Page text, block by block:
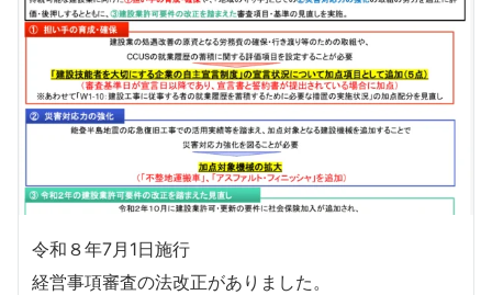
令和８年7月1日施行
経営事項審査の法改正がありました。